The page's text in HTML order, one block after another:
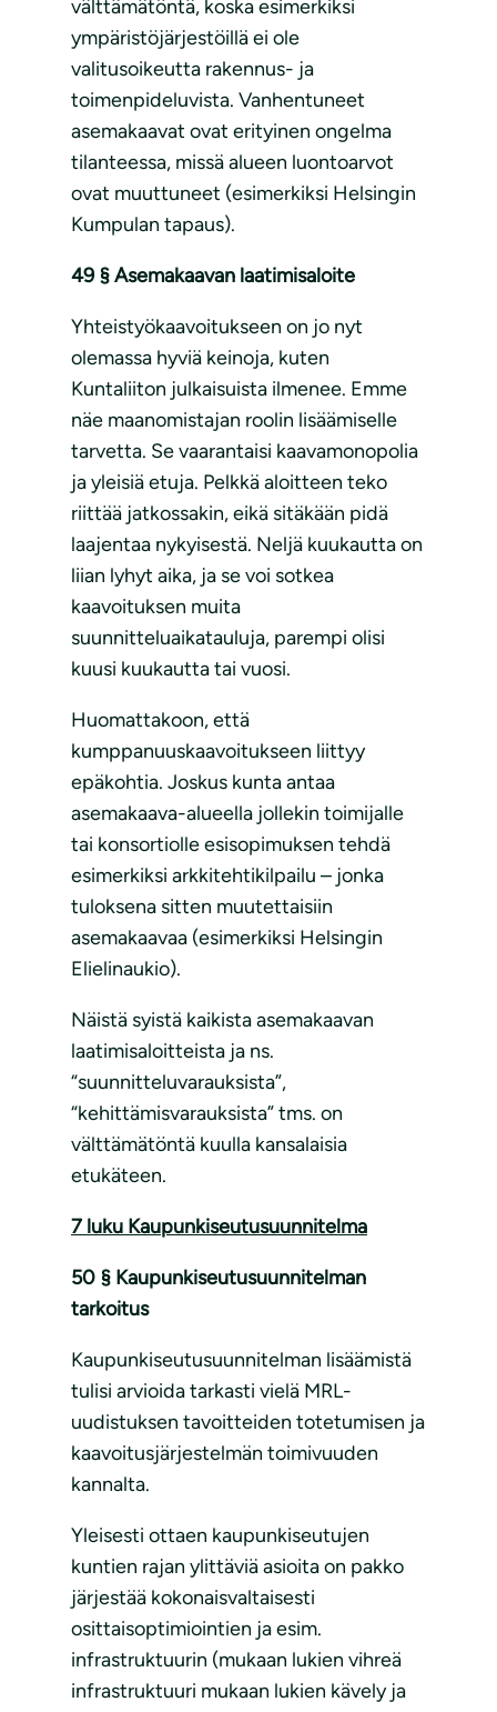
välttämätöntä, koska esimerkiksi
ympäristöjärjestöillä ei ole
valitusoikeutta rakennus- ja
toimenpideluvista. Vanhentuneet
asemakaavat ovat erityinen ongelma
tilanteessa, missä alueen luontoarvot
ovat muuttuneet (esimerkiksi Helsingin
Kumpulan tapaus).
49 § Asemakaavan laatimisaloite
Yhteistyökaavoitukseen on jo nyt
olemassa hyviä keinoja, kuten
Kuntaliiton julkaisuista ilmenee. Emme
näe maanomistajan roolin lisäämiselle
tarvetta. Se vaarantaisi kaavamonopolia
ja yleisiä etuja. Pelkkä aloitteen teko
riittää jatkossakin, eikä sitäkään pidä
laajentaa nykyisestä. Neljä kuukautta on
liian lyhyt aika, ja se voi sotkea
kaavoituksen muita
suunnitteluaikatauluja, parempi olisi
kuusi kuukautta tai vuosi.
Huomattakoon, että
kumppanuuskaavoitukseen liittyy
epäkohtia. Joskus kunta antaa
asemakaava-alueella jollekin toimijalle
tai konsortiolle esisopimuksen tehdä
esimerkiksi arkkitehtikilpailu – jonka
tuloksena sitten muutettaisiin
asemakaavaa (esimerkiksi Helsingin
Elielinaukio).
Näistä syistä kaikista asemakaavan
laatimisaloitteista ja ns.
“suunnitteluvarauksista”,
“kehittämisvarauksista” tms. on
välttämätöntä kuulla kansalaisia
etukäteen.
7 luku Kaupunkiseutusuunnitelma
50 § Kaupunkiseutusuunnitelman
tarkoitus
Kaupunkiseutusuunnitelman lisäämistä
tulisi arvioida tarkasti vielä MRL-
uudistuksen tavoitteiden totetumisen ja
kaavoitusjärjestelmän toimivuuden
kannalta.
Yleisesti ottaen kaupunkiseutujen
kuntien rajan ylittäviä asioita on pakko
järjestää kokonaisvaltaisesti
osittaisoptimiointien ja esim.
infrastruktuurin (mukaan lukien vihreä
infrastruktuuri mukaan lukien kävely ja